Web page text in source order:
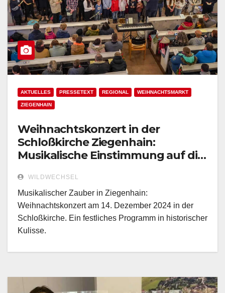
AKTUELLES PRESSETEXT REGIONAL WEIHNACHTSMARKT
ZIEGENHAIN
Weihnachtskonzert in der
Schloßkirche Ziegenhain:
Musikalische Einstimmung auf die
WILDWECHSEL
Musikalischer Zauber in Ziegenhain:
Weihnachtskonzert am 14. Dezember 2024 in der
Schloßkirche. Ein festliches Programm in historischer
Kulisse.